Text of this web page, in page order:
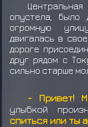
опустела, было
огромную
двигалась в
дороге
друг рядом с
сильно старше
- Привет!
улыбкой
спиться или ты